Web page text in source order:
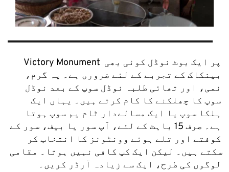
Victory Monument پر ایک بوٹ نوڈل کوئی بھی
لوگوں کی طرح، ایک سے زیادہ آرڈر کریں۔